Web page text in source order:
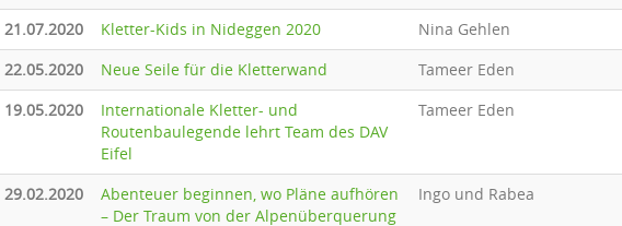
21.07.2020 Kletter-Kids in Nideggen 2020 Nina Gehlen
22.05.2020
Neue Seile für die Kletterwand Tameer Eden
19.05.2020
Internationale Kletter- und
Routenbaulegende lehrt Team des DAV
Eifel
Tameer Eden
29.02.2020
Abenteuer beginnen, wo Pläne aufhören
– Der Traum von der Alpenüberquerung
Ingo und Rabea